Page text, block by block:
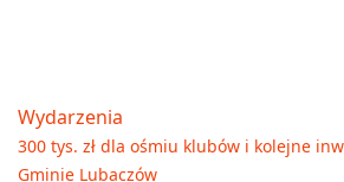
Wydarzenia
300 tys. zł dla ośmiu klubów i kolejne
Gminie Lubaczów